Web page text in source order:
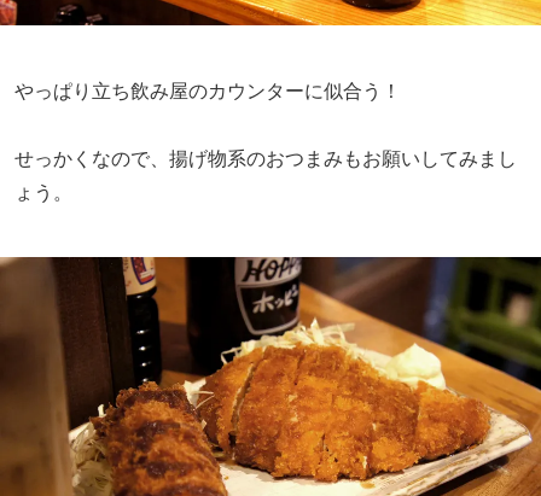
やっぱり立ち飲み屋のカウンターに似合う！
せっかくなので、揚げ物系のおつまみもお願いしてみまし
ょう。